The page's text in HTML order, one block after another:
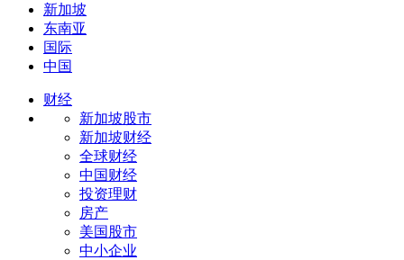
新加坡
东南亚
国际
中国
财经
新加坡股市
新加坡财经
全球财经
中国财经
投资理财
房产
美国股市
中小企业